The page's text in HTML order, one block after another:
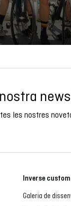
les nostres
Inverse custom
Galeria de